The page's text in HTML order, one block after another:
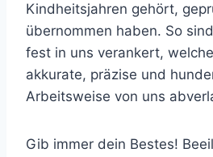
Kindheitsjahren gehört,
übernommen haben. So
fest in uns verankert,
akkurate, präzise und
Arbeitsweise von uns
Gib immer dein Bestes!